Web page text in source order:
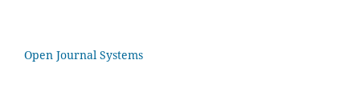
Open Journal Systems